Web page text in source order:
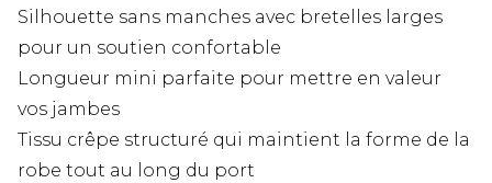
Silhouette sans manches avec bretelles larges
pour un soutien confortable
Longueur mini parfaite pour mettre en valeur
vos jambes
Tissu crêpe structuré qui maintient la forme de la
robe tout au long du port